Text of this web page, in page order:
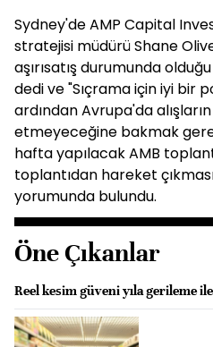
Sydney'de AMP Capital
stratejisi müdürü Shane
aşırısatış durumunda
dedi ve "Sıçrama için iyi bir
ardından Avrupa'da
etmeyeceğine bakmak
hafta yapılacak AMB
toplantıdan hareket
yorumunda bulundu.
Öne Çıkanlar
Reel kesim güveni yıla gerileme